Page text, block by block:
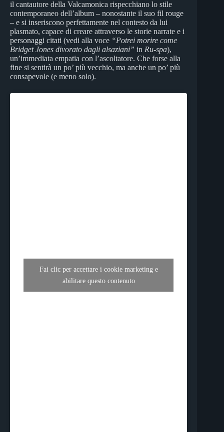
il cantautore della Valcamonica rispecchiano lo stile
contemporaneo dell’album – nonostante il suo fil rouge
– e si inseriscono perfettamente nel contesto da lui
plasmato, capace di creare attraverso le storie narrate e i
personaggi citati (vedi alla voce “Potrei morire come
Bridget Jones divorato dagli alsaziani” in Ru-spa),
un’immediata empatia con l’ascoltatore. Che forse alla
fine si sentirà un po’ più vecchio, ma anche un po’ più
consapevole (e meno solo).
Fai clic per accettare i cookie marketing e
abilitare questo contenuto